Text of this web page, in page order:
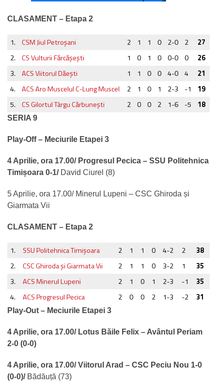
CLASAMENT – Etapa 2
1. CSM Jiul Petroşani 2 1 1 0 2-0 2
27
2.
CS Vulturii Fărcăşeşti 1 0 1 0 0-0 0
26
3.
ACS Viitorul Dăeşti 1 1 0 0 4-0 4
21
4.
ACS Aro Muscelul C-Lung Muscel 2 1 0 1 2-3 -1
19
5.
CS Gilortul Târgu Cărbuneşti 2 0 0 2 1-6 -5 18
SERIA 9
Play-Off – Meciurile Etapei 3
4 Aprilie, ora 17.00/ Progresul Pecica – SSU Politehnica
Timișoara 0-1/ David Ciurel (8)
5 Aprilie, ora 17.00/ Minerul Lupeni – CSC Ghiroda și
Giarmata Vii
CLASAMENT – Etapa 2
1. SSU Politehnica Timișoara 2 1 1 0 4-2 2
38
2.
CSC Ghiroda şi Giarmata Vii 2 1 1 0 3-2 1
35
3.
ACS Minerul Lupeni 2 1 0 1 2-3 -1
35
4.
ACS Progresul Pecica 2 0 0 2 1-3 -2 31
Play-Out – Meciurile Etapei 3
4 Aprilie, ora 17.00/ Lotus Băile Felix – Avântul Periam
2-0 (0-0)
4 Aprilie, ora 17.00/ Viitorul Arad – CSC Peciu Nou 1-0
(0-0)/ Bădăuță (73)